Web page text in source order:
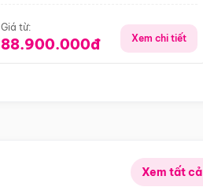
Giá từ:
88.900.000đ Xem chi tiết
Xem tất cả